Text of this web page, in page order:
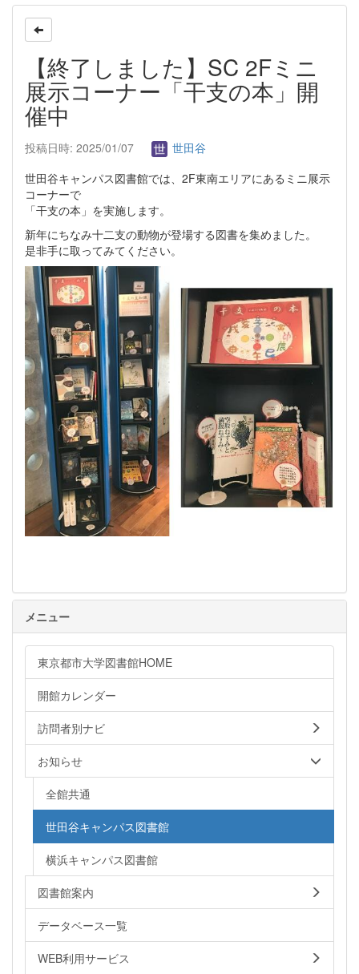
【終了しました】SC 2Fミニ
展示コーナー「干支の本」開
催中
投稿日時: 2025/01/07
世田谷
世田谷キャンパス図書館では、2F東南エリアにあるミニ展示
コーナーで
「干支の本」を実施します。
新年にちなみ十二支の動物が登場する図書を集めました。
是非手に取ってみてください。
メニュー
東京都市大学図書館HOME
開館カレンダー
訪問者別ナビ
お知らせ
全館共通
世田谷キャンパス図書館
横浜キャンパス図書館
図書館案内
データベース一覧
WEB利用サービス